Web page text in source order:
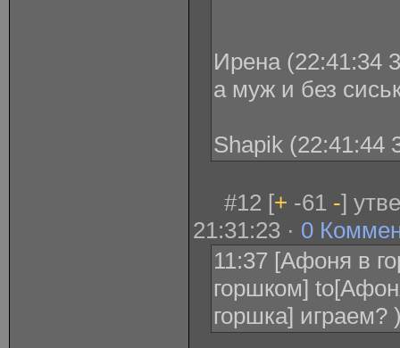
Ирена (22:41:34
а муж и без
Shapik (22:41:44
#12 [+ -61 -]
21:31:23 · 0
11:37 [Афоня в
горшком]
горшка] играем?